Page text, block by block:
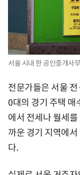
서울 시내 한 공인중개사
전문가들은 서울
0대의 경기 주택 매
에서 전세나 월세
까운 경기 지역에서
다.